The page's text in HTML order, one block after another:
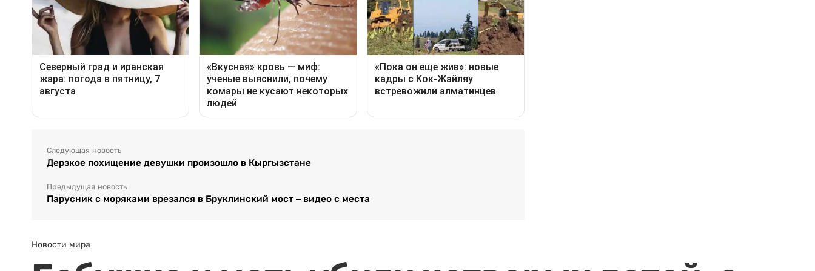
Следующая новость
Дерзкое похищение девушки произошло в Кыргызстане
Предыдущая новость
Парусник с моряками врезался в Бруклинский мост – видео с места
Новости мира